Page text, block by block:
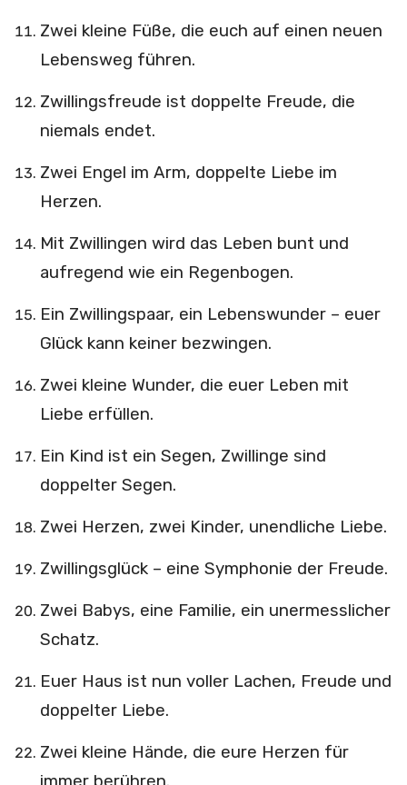
Zwei kleine Füße, die euch auf einen neuen
Lebensweg führen.
Zwillingsfreude ist doppelte Freude, die
niemals endet.
Zwei Engel im Arm, doppelte Liebe im
Herzen.
Mit Zwillingen wird das Leben bunt und
aufregend wie ein Regenbogen.
Ein Zwillingspaar, ein Lebenswunder – euer
Glück kann keiner bezwingen.
Zwei kleine Wunder, die euer Leben mit
Liebe erfüllen.
Ein Kind ist ein Segen, Zwillinge sind
doppelter Segen.
Zwei Herzen, zwei Kinder, unendliche Liebe.
Zwillingsglück – eine Symphonie der Freude.
Zwei Babys, eine Familie, ein unermesslicher
Schatz.
Euer Haus ist nun voller Lachen, Freude und
doppelter Liebe.
Zwei kleine Hände, die eure Herzen für